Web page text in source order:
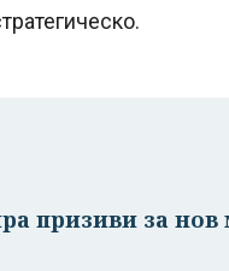
призиви за